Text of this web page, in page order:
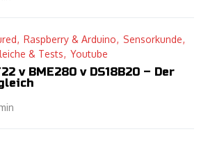
Raspberry & Arduino
Sensorkunde
& Tests
Youtube
v BME280 v DS18B20 – Der